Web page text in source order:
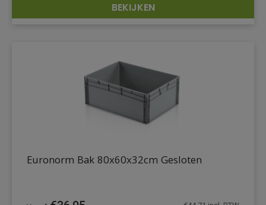
DETAILS
BEKIJKEN
Euronorm Bak 80x60x32cm Gesloten